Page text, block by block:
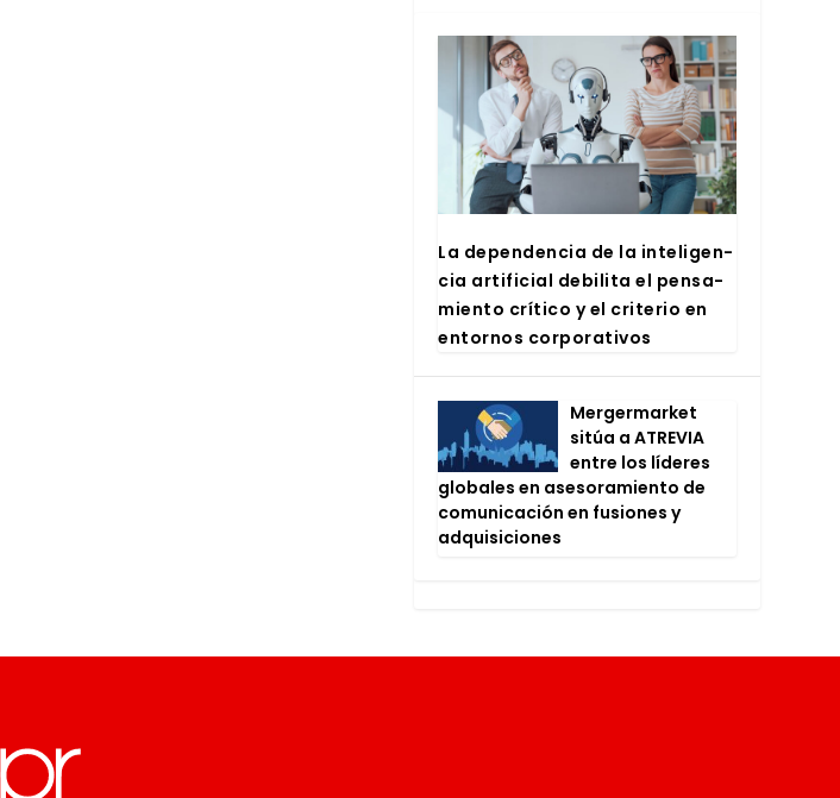
La depen­den­cia de la inte­li­gen­
cia arti­fi­cial debi­li­ta el pen­sa­
mien­to crí­ti­co y el cri­te­rio en
entor­nos cor­po­ra­ti­vos
Mer­ger­mar­ket
sitúa a ATRE­VIA
entre los líde­res
glo­ba­les en ase­so­ra­mien­to de
comu­ni­ca­ción en fusio­nes y
adqui­si­cio­nes